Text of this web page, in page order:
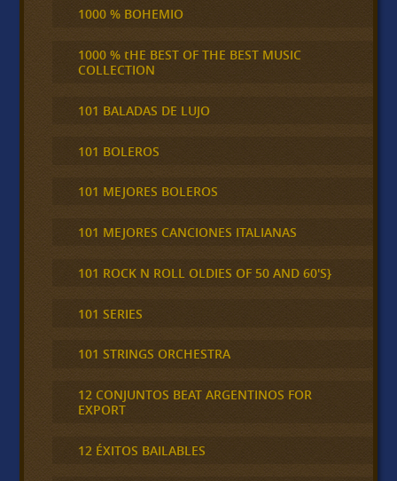
1000 % BOHEMIO
1000 % tHE BEST OF THE BEST MUSIC
COLLECTION
101 BALADAS DE LUJO
101 BOLEROS
101 MEJORES BOLEROS
101 MEJORES CANCIONES ITALIANAS
101 ROCK N ROLL OLDIES OF 50 AND 60'S}
101 SERIES
101 STRINGS ORCHESTRA
12 CONJUNTOS BEAT ARGENTINOS FOR
EXPORT
12 ÉXITOS BAILABLES